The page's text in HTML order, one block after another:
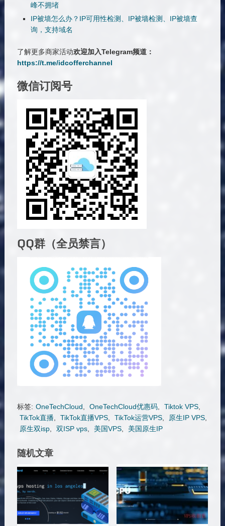
峰不拥堵
IP被墙怎么办？IP可用性检测、IP被墙检测、IP被墙查
询，支持域名
了解更多商家活动欢迎加入Telegram频道：
https://t.me/idcofferchannel
微信订阅号
QQ群（全员禁言）
标签: OneTechCloud OneTechCloud优惠码, Tiktok VPS,
TikTok直播, TikTok直播VPS, TikTok运营VPS, 原生IP VPS,
原生双isp, 双ISP vps, 美国VPS, 美国原生IP
随机文章